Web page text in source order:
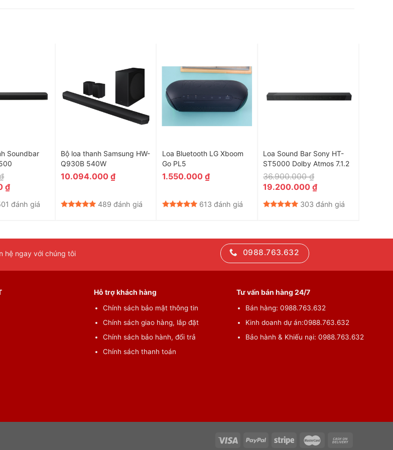
USB.
Soundbar
₫
đánh giá
Bộ loa thanh Samsung HW-
Q930B 540W
10.094.000 ₫
489 đánh giá
Loa Bluetooth LG Xboom
Go PL5
1.550.000 ₫
613 đánh giá
Loa Sound Bar Sony HT-
ST5000 Dolby Atmos 7.1.2
36.900.000₫
Giá
là:
36.900.000 ₫.
19.200.000₫
303 đánh giá
hệ ngay với chúng tôi 0988.763.632
Hỗ trợ khách hàng
Chính sách bảo mật thông tin
Chính sách giao hàng, lắp đặt
Chính sách bảo hành, đổi trả
Chính sách thanh toán
Tư vấn bán hàng 24/7
Bán hàng: 0988.763.632
Kinh doanh dự án:0988.763.632
Bảo hành & Khiếu nại: 0988.763.632